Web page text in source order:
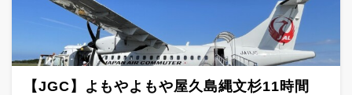
【JGC】よもやよもや屋久島縄文杉11時間